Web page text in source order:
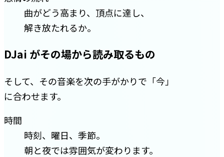
曲がどう高まり、頂点に達し、
解き放たれるか。
DJai がその場から読み取るもの
そして、その音楽を次の手がかりで「今」
に合わせます。
時間
時刻、曜日、季節。
朝と夜では雰囲気が変わります。